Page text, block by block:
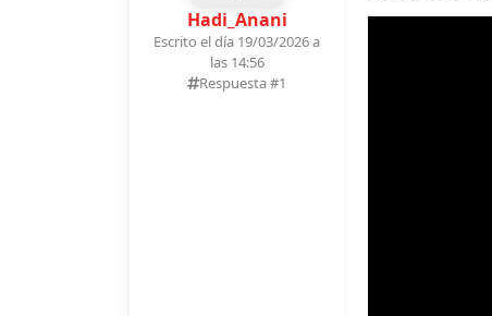
Hadi_Anani
Escrito el día 19/03/2026 a
las 14:56
Respuesta #1